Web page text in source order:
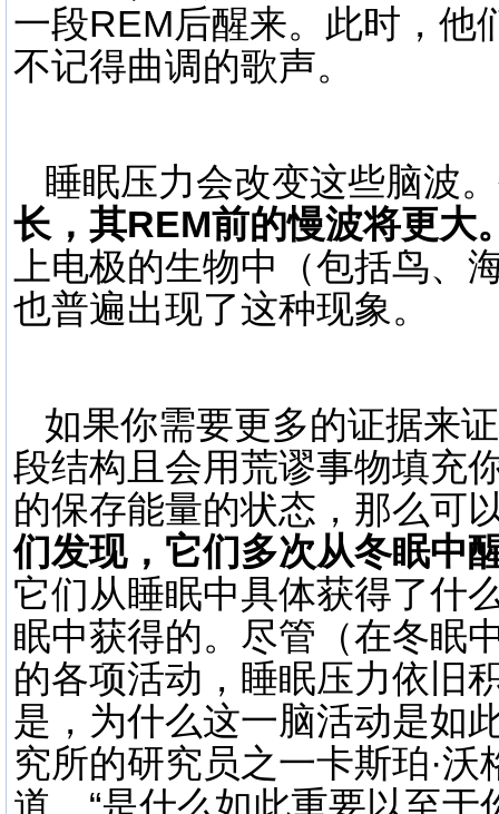
一段REM后醒来。此时，他
不记得曲调的歌声。
睡眠压力会改变这些脑波。
长，其REM前的慢波将更大
上电极的生物中（包括鸟、
也普遍出现了这种现象。
如果你需要更多的证据来
段结构且会用荒谬事物填充
的保存能量的状态，那么可
们发现，它们多次从冬眠中
它们从睡眠中具体获得了什
眠中获得的。尽管（在冬眠
的各项活动，睡眠压力依旧
是，为什么这一脑活动是如
究所的研究员之一卡斯珀·
道，“是什么如此重要以至